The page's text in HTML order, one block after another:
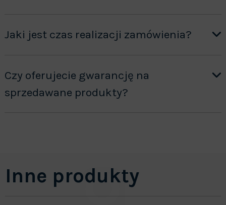
Jaki jest czas realizacji zamówienia?
Czy oferujecie gwarancję na
sprzedawane produkty?
Inne produkty